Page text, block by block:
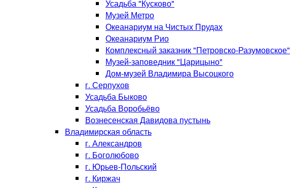
Усадьба "Кусково"
Музей Метро
Океанариум на Чистых Прудах
Океанариум Рио
Комплексный заказник "Петровско-Разумовское"
Музей-заповедник "Царицыно"
Дом-музей Владимира Высоцкого
г. Серпухов
Усадьба Быково
Усадьба Воробьёво
Вознесенская Давидова пустынь
Владимирская область
г. Александров
г. Боголюбово
г. Юрьев-Польский
г. Киржач